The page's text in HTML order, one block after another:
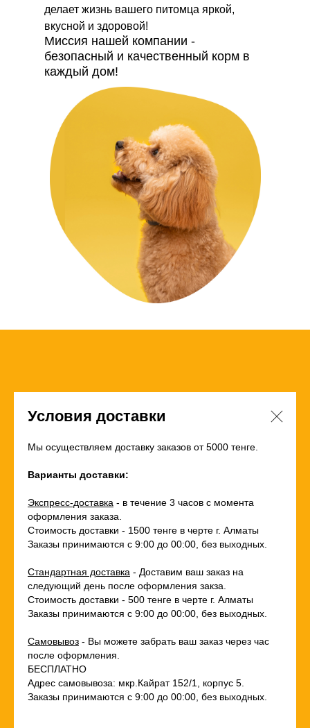
делает жизнь вашего питомца яркой,
вкусной и здоровой!
Миссия нашей компании -
безопасный и качественный корм в
каждый дом!
Условия доставки
Мы осуществляем доставку заказов от 5000 тенге.
Варианты доставки:
Экспресс-доставка - в течение 3 часов с момента
оформления заказа.
Стоимость доставки - 1500 тенге в черте г. Алматы
Заказы принимаются с 9:00 до 00:00, без выходных.
Стандартная доставка - Доставим ваш заказ на
следующий день после оформления закза.
Стоимость доставки - 500 тенге в черте г. Алматы
Заказы принимаются с 9:00 до 00:00, без выходных.
Самовывоз - Вы можете забрать ваш заказ через час
после оформления.
БЕСПЛАТНО
Адрес самовывоза: мкр.Кайрат 152/1, корпус 5.
Заказы принимаются с 9:00 до 00:00, без выходных.